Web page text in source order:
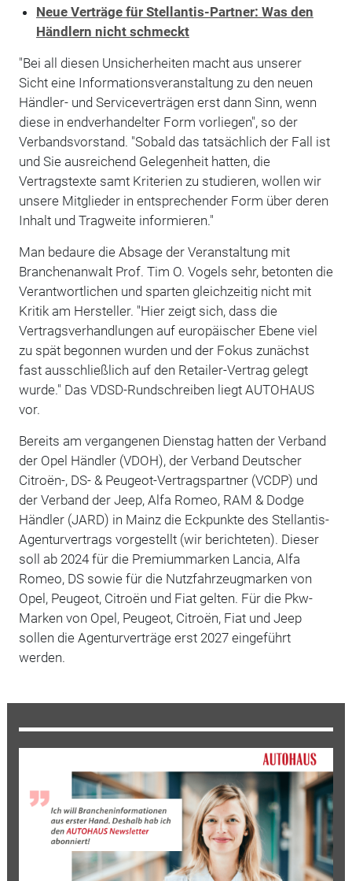
Neue Verträge für Stellantis-Partner: Was den
Händlern nicht schmeckt
"Bei all diesen Unsicherheiten macht aus unserer
Sicht eine Informationsveranstaltung zu den neuen
Händler- und Serviceverträgen erst dann Sinn, wenn
diese in endverhandelter Form vorliegen", so der
Verbandsvorstand. "Sobald das tatsächlich der Fall ist
und Sie ausreichend Gelegenheit hatten, die
Vertragstexte samt Kriterien zu studieren, wollen wir
unsere Mitglieder in entsprechender Form über deren
Inhalt und Tragweite informieren."
Man bedaure die Absage der Veranstaltung mit
Branchenanwalt Prof. Tim O. Vogels sehr, betonten die
Verantwortlichen und sparten gleichzeitig nicht mit
Kritik am Hersteller. "Hier zeigt sich, dass die
Vertragsverhandlungen auf europäischer Ebene viel
zu spät begonnen wurden und der Fokus zunächst
fast ausschließlich auf den Retailer-Vertrag gelegt
wurde." Das VDSD-Rundschreiben liegt AUTOHAUS
vor.
Bereits am vergangenen Dienstag hatten der Verband
der Opel Händler (VDOH), der Verband Deutscher
Citroën-, DS- & Peugeot-Vertragspartner (VCDP) und
der Verband der Jeep, Alfa Romeo, RAM & Dodge
Händler (JARD) in Mainz die Eckpunkte des Stellantis-
Agenturvertrags vorgestellt (wir berichteten). Dieser
soll ab 2024 für die Premiummarken Lancia, Alfa
Romeo, DS sowie für die Nutzfahrzeugmarken von
Opel, Peugeot, Citroën und Fiat gelten. Für die Pkw-
Marken von Opel, Peugeot, Citroën, Fiat und Jeep
sollen die Agenturverträge erst 2027 eingeführt
werden.